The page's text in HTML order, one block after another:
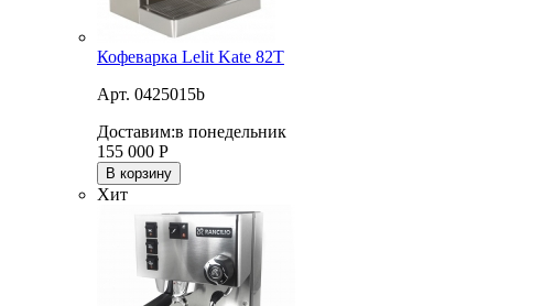
Кофеварка Lelit Kate 82T
Арт. 0425015b
Доставим:в понедельник
155 000 Р
В корзину
Хит